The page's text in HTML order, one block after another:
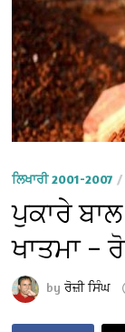
ਲਿਖਾਰੀ 2001-2007
ਪੁਕਾਰੇ
ਖਾਤਮਾ –
byਰੋਜ਼ੀ ਸਿੰਘ